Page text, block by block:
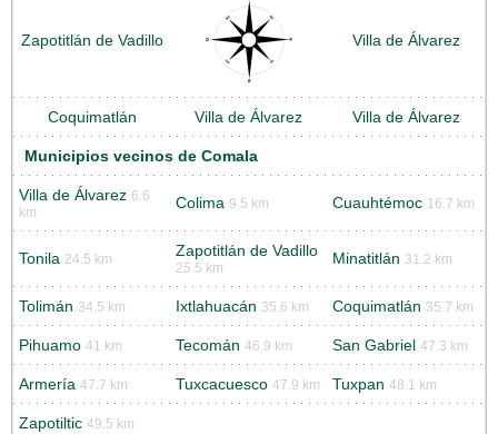
Zapotitlán de Vadillo Villa de Álvarez
Coquimatlán Villa de Álvarez Villa de Álvarez
Municipios vecinos de Comala
Villa de Álvarez 6.6
km
Colima 9.5 km Cuauhtémoc 16.7 km
Tonila 24.5 km Zapotitlán de Vadillo
25.5 km
Minatitlán 31.2 km
Tolimán 34.5 km Ixtlahuacán 35.6 km Coquimatlán 35.7 km
Pihuamo 41 km Tecomán 46.9 km San Gabriel 47.3 km
Armería 47.7 km Tuxcacuesco 47.9 km Tuxpan 48.1 km
Zapotiltic 49.5 km